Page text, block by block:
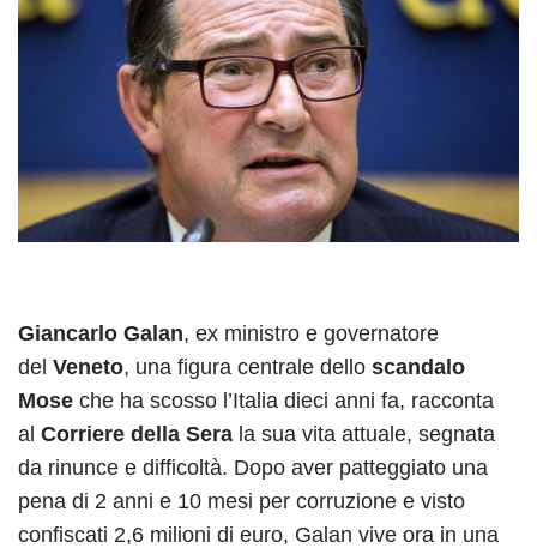
Giancarlo Galan, ex ministro e governatore
del Veneto, una figura centrale dello scandalo
Mose che ha scosso l’Italia dieci anni fa, racconta
al Corriere della Sera la sua vita attuale, segnata
da rinunce e difficoltà. Dopo aver patteggiato una
pena di 2 anni e 10 mesi per corruzione e visto
confiscati 2,6 milioni di euro, Galan vive ora in una